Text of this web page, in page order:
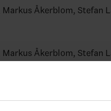
Åkerblom, Stefan
Åkerblom, Stefan